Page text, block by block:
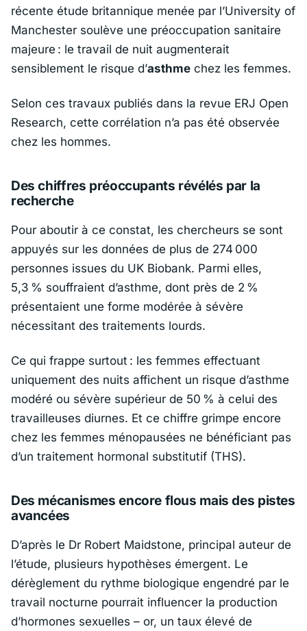
récente étude britannique menée par l’University of
Manchester soulève une préoccupation sanitaire
majeure : le travail de nuit augmenterait
sensiblement le risque d’asthme chez les femmes.
Selon ces travaux publiés dans la revue ERJ Open
Research, cette corrélation n’a pas été observée
chez les hommes.
Des chiffres préoccupants révélés par la
recherche
Pour aboutir à ce constat, les chercheurs se sont
appuyés sur les données de plus de 274 000
personnes issues du UK Biobank. Parmi elles,
5,3 % souffraient d’asthme, dont près de 2 %
présentaient une forme modérée à sévère
nécessitant des traitements lourds.
Ce qui frappe surtout : les femmes effectuant
uniquement des nuits affichent un risque d’asthme
modéré ou sévère supérieur de 50 % à celui des
travailleuses diurnes. Et ce chiffre grimpe encore
chez les femmes ménopausées ne bénéficiant pas
d’un traitement hormonal substitutif (THS).
Des mécanismes encore flous mais des pistes
avancées
D’après le Dr Robert Maidstone, principal auteur de
l’étude, plusieurs hypothèses émergent. Le
dérèglement du rythme biologique engendré par le
travail nocturne pourrait influencer la production
d’hormones sexuelles – or, un taux élevé de